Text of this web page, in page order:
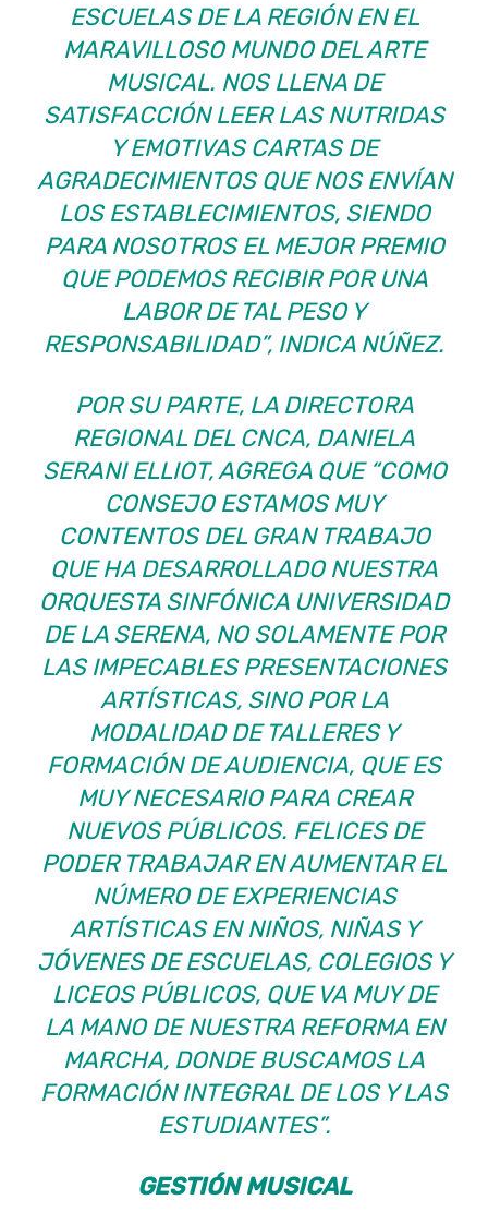
ESCUELAS DE LA REGIÓN EN EL
MARAVILLOSO MUNDO DEL ARTE
MUSICAL. NOS LLENA DE
SATISFACCIÓN LEER LAS NUTRIDAS
Y EMOTIVAS CARTAS DE
AGRADECIMIENTOS QUE NOS ENVÍAN
LOS ESTABLECIMIENTOS, SIENDO
PARA NOSOTROS EL MEJOR PREMIO
QUE PODEMOS RECIBIR POR UNA
LABOR DE TAL PESO Y
RESPONSABILIDAD”, INDICA NÚÑEZ.
POR SU PARTE, LA DIRECTORA
REGIONAL DEL CNCA, DANIELA
SERANI ELLIOT, AGREGA QUE “COMO
CONSEJO ESTAMOS MUY
CONTENTOS DEL GRAN TRABAJO
QUE HA DESARROLLADO NUESTRA
ORQUESTA SINFÓNICA UNIVERSIDAD
DE LA SERENA, NO SOLAMENTE POR
LAS IMPECABLES PRESENTACIONES
ARTÍSTICAS, SINO POR LA
MODALIDAD DE TALLERES Y
FORMACIÓN DE AUDIENCIA, QUE ES
MUY NECESARIO PARA CREAR
NUEVOS PÚBLICOS. FELICES DE
PODER TRABAJAR EN AUMENTAR EL
NÚMERO DE EXPERIENCIAS
ARTÍSTICAS EN NIÑOS, NIÑAS Y
JÓVENES DE ESCUELAS, COLEGIOS Y
LICEOS PÚBLICOS, QUE VA MUY DE
LA MANO DE NUESTRA REFORMA EN
MARCHA, DONDE BUSCAMOS LA
FORMACIÓN INTEGRAL DE LOS Y LAS
ESTUDIANTES”.
GESTIÓN MUSICAL